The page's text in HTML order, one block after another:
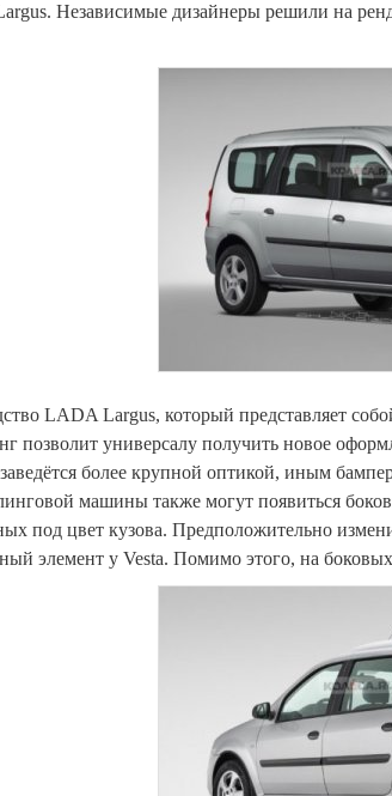
Независимые дизайнеры решили на
LADA Largus, который представляет
позволит универсалу получить новое
более крупной оптикой, иным
машины также могут появиться
под цвет кузова. Предположительно
элемент у Vesta. Помимо этого, на